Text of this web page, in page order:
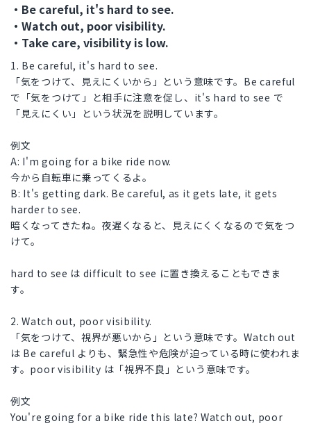
・Be careful, it's hard to see.
・Watch out, poor visibility.
・Take care, visibility is low.
1. Be careful, it's hard to see.
「気をつけて、見えにくいから」という意味です。Be careful
で「気をつけて」と相手に注意を促し、it's hard to see で
「見えにくい」という状況を説明しています。
例文
A: I'm going for a bike ride now.
今から自転車に乗ってくるよ。
B: It's getting dark. Be careful, as it gets late, it gets
harder to see.
暗くなってきたね。夜遅くなると、見えにくくなるので気をつ
けて。
hard to see は difficult to see に置き換えることもできま
す。
2. Watch out, poor visibility.
「気をつけて、視界が悪いから」という意味です。Watch out
は Be careful よりも、緊急性や危険が迫っている時に使われま
す。poor visibility は「視界不良」という意味です。
例文
You're going for a bike ride this late? Watch out, poor